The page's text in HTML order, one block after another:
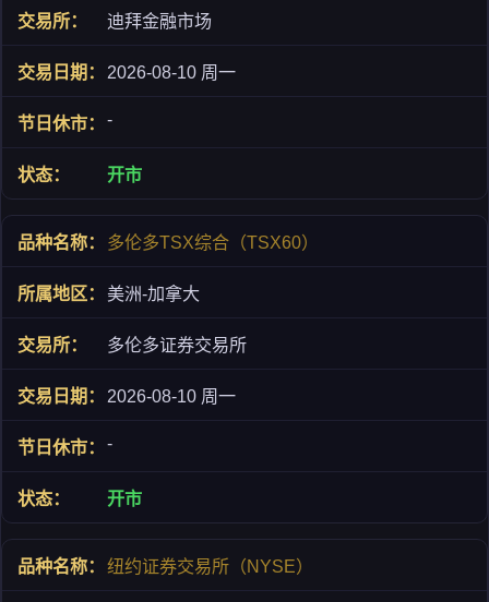
迪拜金融市场
2026-08-10 周一
-
开市
多伦多TSX综合（TSX60）
美洲-加拿大
多伦多证券交易所
2026-08-10 周一
-
开市
纽约证券交易所（NYSE）